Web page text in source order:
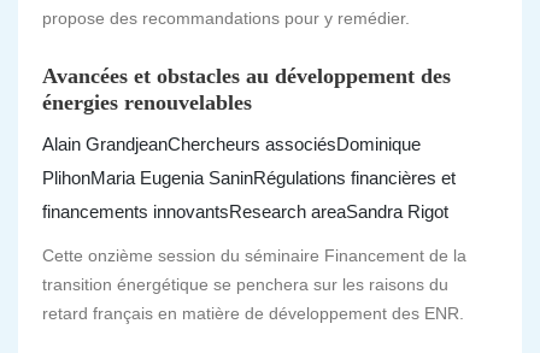
propose des recommandations pour y remédier.
Avancées et obstacles au développement des
énergies renouvelables
Alain GrandjeanChercheurs associésDominique
PlihonMaria Eugenia SaninRégulations financières et
financements innovantsResearch areaSandra Rigot
Cette onzième session du séminaire Financement de la
transition énergétique se penchera sur les raisons du
retard français en matière de développement des ENR.